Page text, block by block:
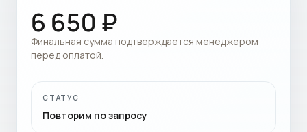
6 650 ₽
Финальная сумма подтверждается менеджером
перед оплатой.
СТАТУС
Повторим по запросу